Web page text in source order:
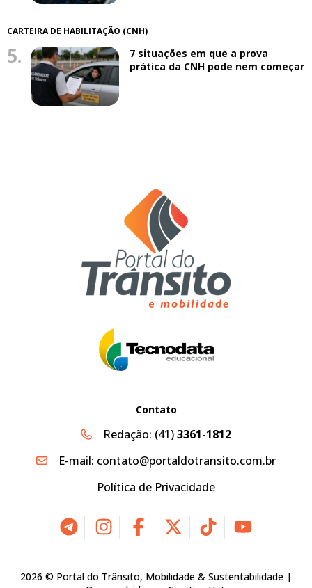
CARTEIRA DE HABILITAÇÃO (CNH)
5.
7 situações em que a prova
prática da CNH pode nem começar
Contato
Redação: (41)3361-1812
E-mail: contato@portaldotransito.com.br
Política de Privacidade
2026 © Portal do Trânsito, Mobilidade & Sustentabilidade |